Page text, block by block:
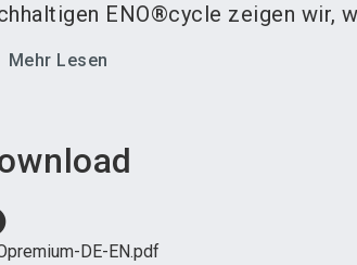
ENO®cycle zeigen wir,
Mehr Lesen
DE-EN.pdf